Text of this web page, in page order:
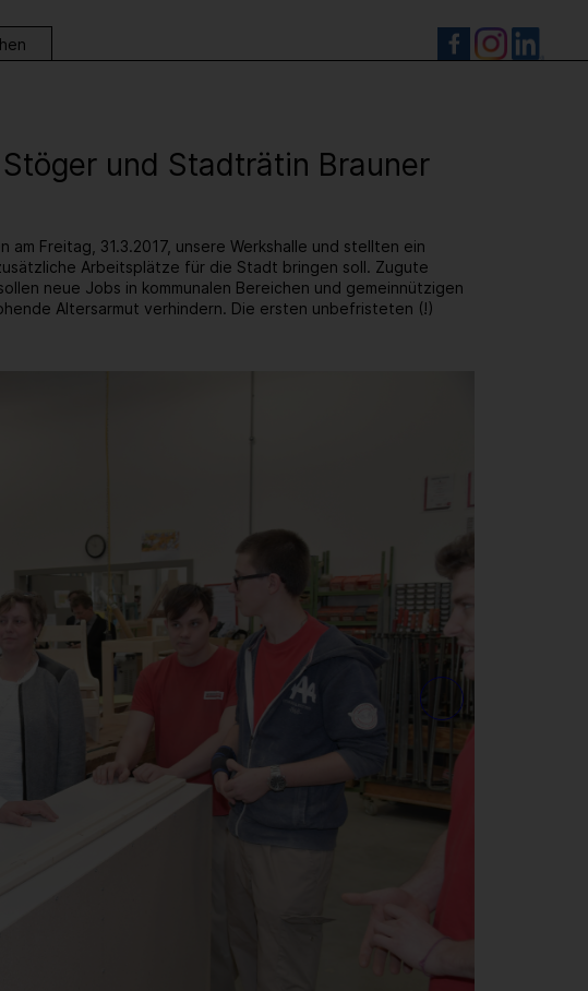
und Stadträtin Brauner
Freitag, 31.3.2017, unsere Werkshalle und stellten ein
Arbeitsplätze für die Stadt bringen soll. Zugute
neue Jobs in kommunalen Bereichen und gemeinnützigen
Altersarmut verhindern. Die ersten unbefristeten (!)